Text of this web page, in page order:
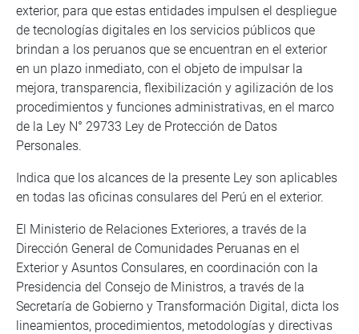
exterior, para que estas entidades impulsen el despliegue
de tecnologías digitales en los servicios públicos que
brindan a los peruanos que se encuentran en el exterior
en un plazo inmediato, con el objeto de impulsar la
mejora, transparencia, flexibilización y agilización de los
procedimientos y funciones administrativas, en el marco
de la Ley N° 29733 Ley de Protección de Datos
Personales.
Indica que los alcances de la presente Ley son aplicables
en todas las oficinas consulares del Perú en el exterior.
El Ministerio de Relaciones Exteriores, a través de la
Dirección General de Comunidades Peruanas en el
Exterior y Asuntos Consulares, en coordinación con la
Presidencia del Consejo de Ministros, a través de la
Secretaría de Gobierno y Transformación Digital, dicta los
lineamientos, procedimientos, metodologías y directivas